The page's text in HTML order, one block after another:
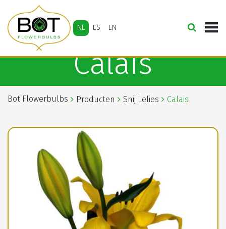
NL ES EN
Calais
Bot Flowerbulbs Producten Snij Lelies Calais